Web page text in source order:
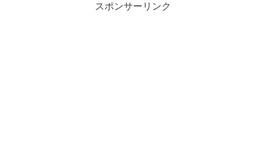
スポンサーリンク